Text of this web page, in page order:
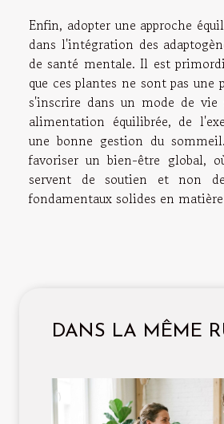
Enfin, adopter une approche
dans l'intégration des
de santé mentale. Il est
que ces plantes ne sont pas une
s'inscrire dans un mode de
alimentation équilibrée, de
une bonne gestion du
favoriser un bien-être global,
servent de soutien et non
fondamentaux solides en
DANS LA MÊME